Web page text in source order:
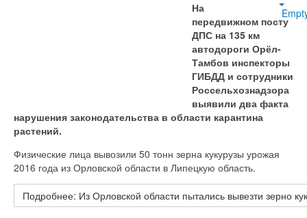
На
передвижном посту
ДПС на 135 км
автодороги Орёл-
Тамбов инспекторы
ГИБДД и сотрудники
Россельхознадзора
выявили два факта
нарушения законодательства в области карантина
растений.
Физические лица вывозили 50 тонн зерна кукурузы урожая
2016 года из Орловской области в Липецкую область.
Подробнее: Из Орловской области пытались вывезти зерно